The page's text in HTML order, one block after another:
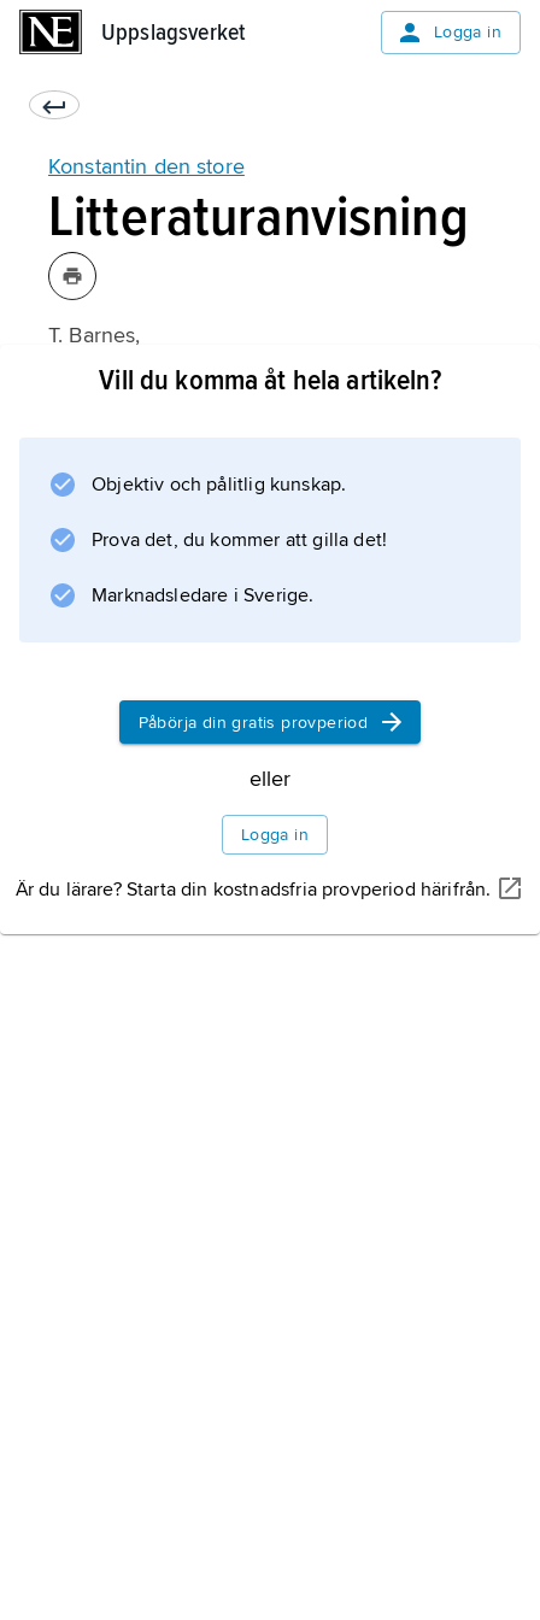
Uppslagsverket Logga in
Konstantin den store
Litteraturanvisning
T. Barnes,
Constantine and Eusebius
Vill du komma åt hela artikeln?
Objektiv och pålitlig kunskap.
Prova det, du kommer att gilla det!
Marknadsledare i Sverige.
Påbörja din gratis provperiod
eller
Logga in
Är du lärare? Starta din kostnadsfria provperiod härifrån.